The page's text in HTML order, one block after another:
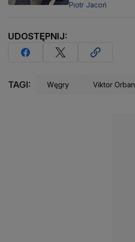
Piotr Jacoń
UDOSTĘPNIJ:
TAGI: Węgry Viktor Orban